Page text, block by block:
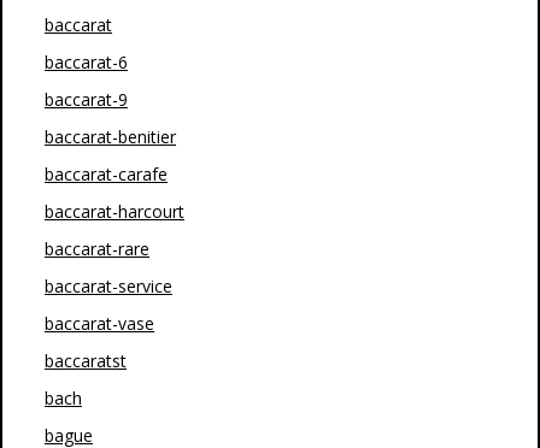
baccarat
baccarat-6
baccarat-9
baccarat-benitier
baccarat-carafe
baccarat-harcourt
baccarat-rare
baccarat-service
baccarat-vase
baccaratst
bach
bague